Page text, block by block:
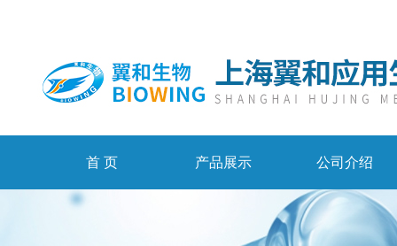
首 页 产品展示 公司介绍